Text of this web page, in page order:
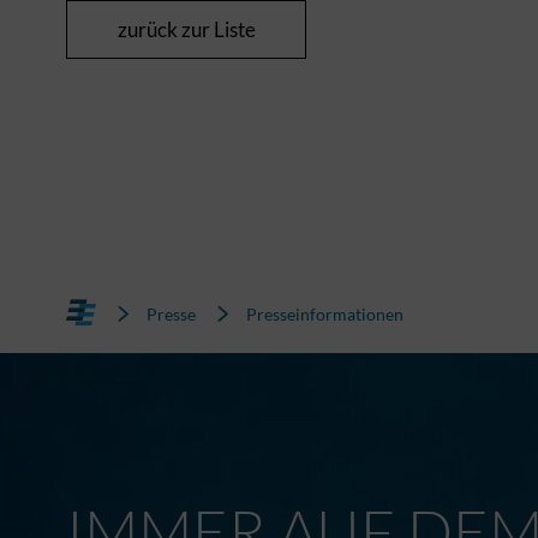
zurück zur Liste
Presse Presseinformationen